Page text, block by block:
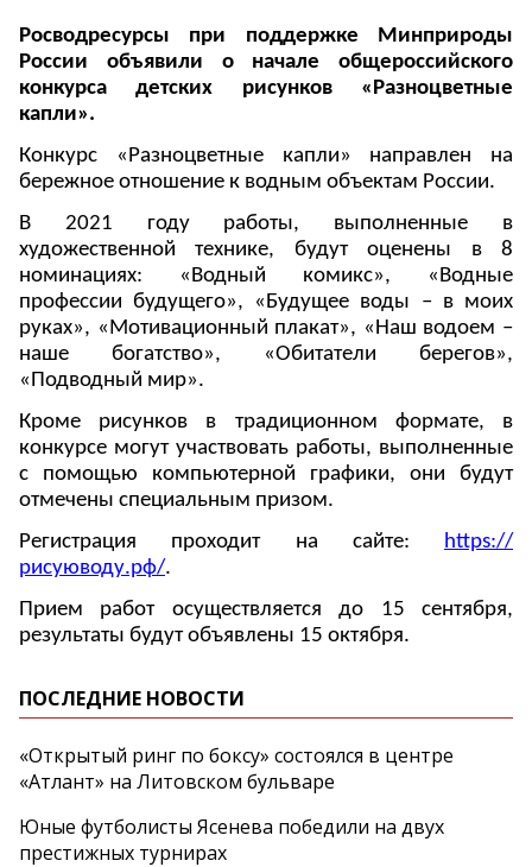
Росводресурсы при поддержке Минприроды
России объявили о начале общероссийского
конкурса детских рисунков «Разноцветные
капли».
Конкурс «Разноцветные капли» направлен на
бережное отношение к водным объектам России.
В 2021 году работы, выполненные в
художественной технике, будут оценены в 8
номинациях: «Водный комикс», «Водные
профессии будущего», «Будущее воды – в моих
руках», «Мотивационный плакат», «Наш водоем –
наше богатство», «Обитатели берегов»,
«Подводный мир».
Кроме рисунков в традиционном формате, в
конкурсе могут участвовать работы, выполненные
с помощью компьютерной графики, они будут
отмечены специальным призом.
Регистрация проходит на сайте:
https://
рисуюводу.рф/.
Прием работ осуществляется до 15 сентября,
результаты будут объявлены 15 октября.
ПОСЛЕДНИЕ НОВОСТИ
«Открытый ринг по боксу» состоялся в центре
«Атлант» на Литовском бульваре
Юные футболисты Ясенева победили на двух
престижных турнирах